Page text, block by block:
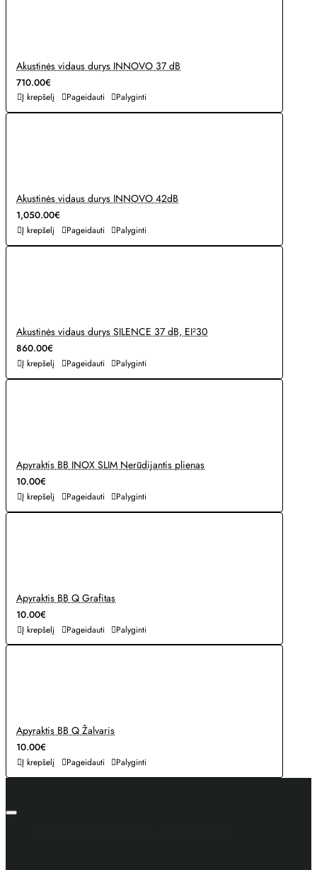
Akustinės vidaus durys INNOVO 37 dB
710.00€
Į krepšelį Pageidauti Palyginti
Akustinės vidaus durys INNOVO 42dB
1,050.00€
Į krepšelį Pageidauti Palyginti
Akustinės vidaus durys SILENCE 37 dB, EI²30
860.00€
Į krepšelį Pageidauti Palyginti
Apyraktis BB INOX SLIM Nerūdijantis plienas
10.00€
Į krepšelį Pageidauti Palyginti
Apyraktis BB Q Grafitas
10.00€
Į krepšelį Pageidauti Palyginti
Apyraktis BB Q Žalvaris
10.00€
Į krepšelį Pageidauti Palyginti